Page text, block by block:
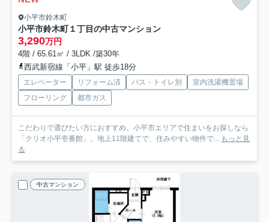
小平市鈴木町
小平市鈴木町１丁目の中古マンション
3,290万円
4階 / 65.61㎡ / 3LDK /築30年
西武新宿線「小平」駅 徒歩18分
エレベーター リフォーム済 バス・トイレ別
室内洗濯機置場
フローリング
都市ガス
こだわりで選びたい方におすすめ。小平市エリアで住まいをお探しなら
「クリオ小平壱番館」。地上11階建てで、住みやすい物件で... もっと見
る
中古マンション